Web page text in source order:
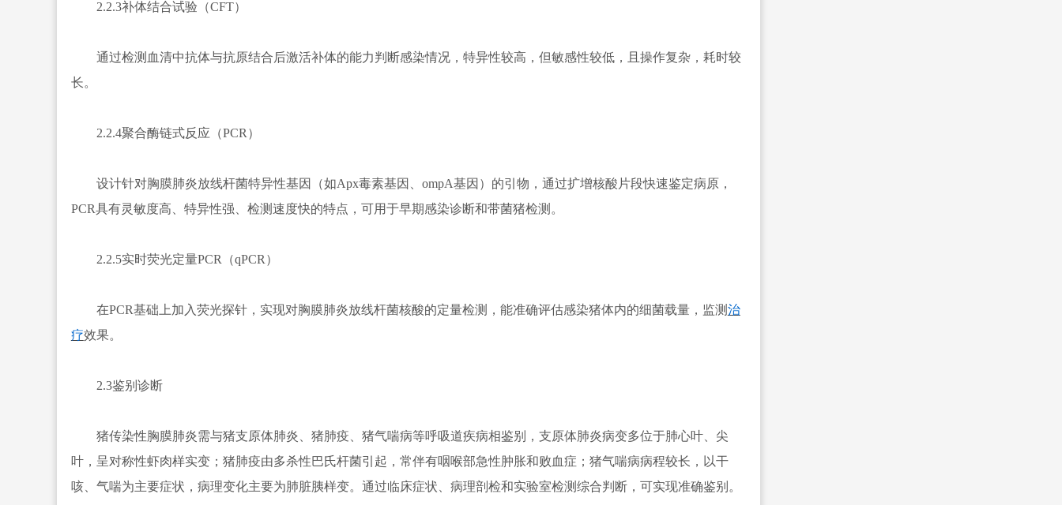
2.2.3补体结合试验（CFT）
通过检测血清中抗体与抗原结合后激活补体的能力判断感染情况，特异性较高，但敏感性较低，且操作复杂，耗时较
长。
2.2.4聚合酶链式反应（PCR）
设计针对胸膜肺炎放线杆菌特异性基因（如Apx毒素基因、ompA基因）的引物，通过扩增核酸片段快速鉴定病原，
PCR具有灵敏度高、特异性强、检测速度快的特点，可用于早期感染诊断和带菌猪检测。
2.2.5实时荧光定量PCR（qPCR）
在PCR基础上加入荧光探针，实现对胸膜肺炎放线杆菌核酸的定量检测，能准确评估感染猪体内的细菌载量，监测治
疗效果。
2.3鉴别诊断
猪传染性胸膜肺炎需与猪支原体肺炎、猪肺疫、猪气喘病等呼吸道疾病相鉴别，支原体肺炎病变多位于肺心叶、尖
叶，呈对称性虾肉样实变；猪肺疫由多杀性巴氏杆菌引起，常伴有咽喉部急性肿胀和败血症；猪气喘病病程较长，以干
咳、气喘为主要症状，病理变化主要为肺脏胰样变。通过临床症状、病理剖检和实验室检测综合判断，可实现准确鉴别。